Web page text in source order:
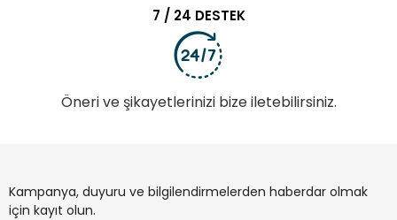
7 / 24 DESTEK
Öneri ve şikayetlerinizi bize iletebilirsiniz.
Kampanya, duyuru ve bilgilendirmelerden haberdar olmak
için kayıt olun.